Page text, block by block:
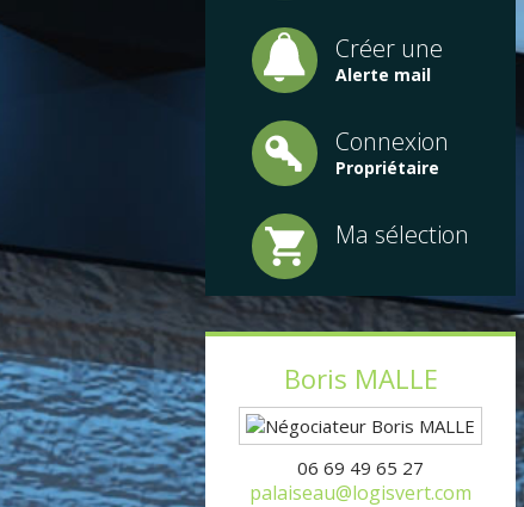
Créer une
Alerte mail
Connexion
Propriétaire
Ma sélection
Boris MALLE
06 69 49 65 27
palaiseau@logisvert.com